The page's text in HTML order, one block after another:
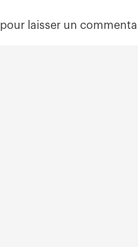
pour laisser un